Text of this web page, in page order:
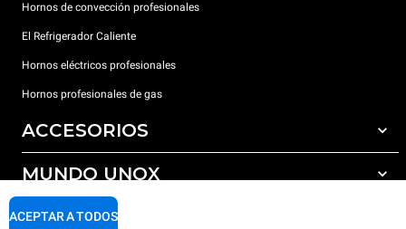
Hornos de convección profesionales
El Refrigerador Caliente
Hornos eléctricos profesionales
Hornos profesionales de gas
ACCESORIOS
Todos los accesorios
Detergentes para lavado automático
MUNDO UNOX
Nuestras sedes en el mundo
SOPORTE
ACEPTAR A TODOS